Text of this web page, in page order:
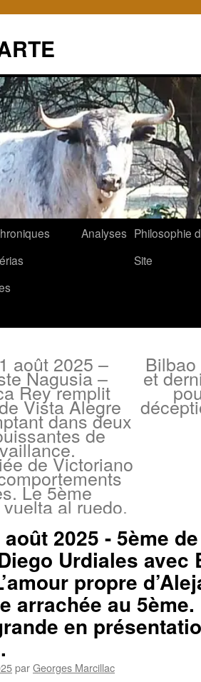
Analyses Philosophie
Site
août 2025 –
Nagusia –
Rey remplit
Vista Alegre
dans deux
de
de Victoriano
Le 5ème
al ruedo.
et
2025 - 5ème
Urdiales avec
propre
arrachée au
en
parGeorges Marcillac